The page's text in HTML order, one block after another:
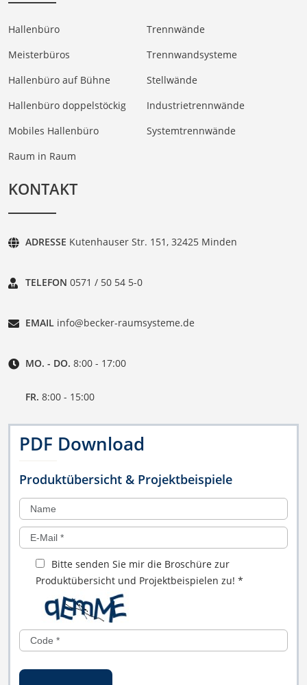
Hallenbüro
Meisterbüros
Hallenbüro auf Bühne
Hallenbüro doppelstöckig
Mobiles Hallenbüro
Raum in Raum
Trennwände
Trennwandsysteme
Stellwände
Industrietrennwände
Systemtrennwände
KONTAKT
ADRESSE Kutenhauser Str. 151, 32425 Minden
TELEFON 0571 / 50 54 5-0
EMAIL info@becker-raumsysteme.de
MO. - DO. 8:00 - 17:00
FR. 8:00 - 15:00
PDF Download
Produktübersicht & Projektbeispiele
Bitte senden Sie mir die Broschüre zur
Produktübersicht und Projektbeispielen zu! *